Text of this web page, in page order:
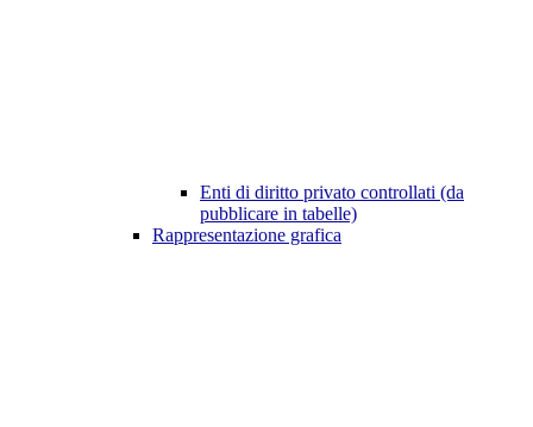
Enti di diritto privato controllati (da
pubblicare in tabelle)
Rappresentazione grafica